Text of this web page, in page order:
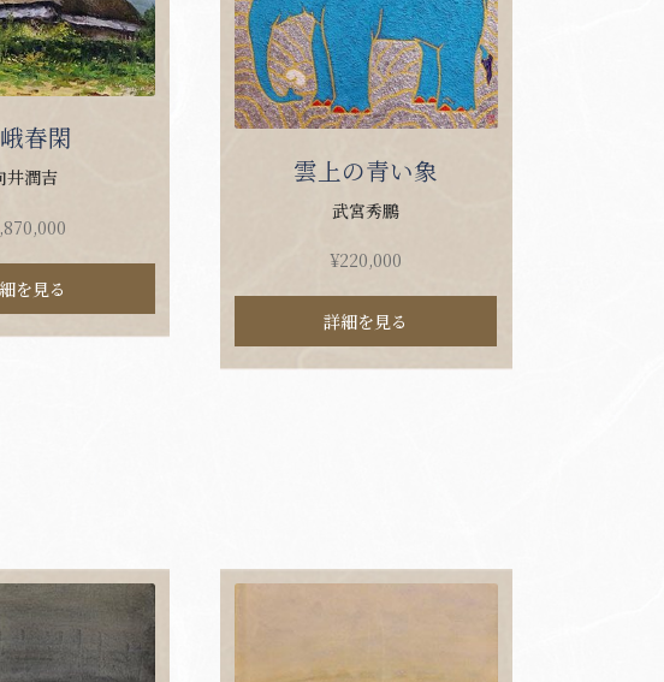
春閑
井潤吉
を見る
雲上の青い象
武宮秀鵬
¥220,000
詳細を見る